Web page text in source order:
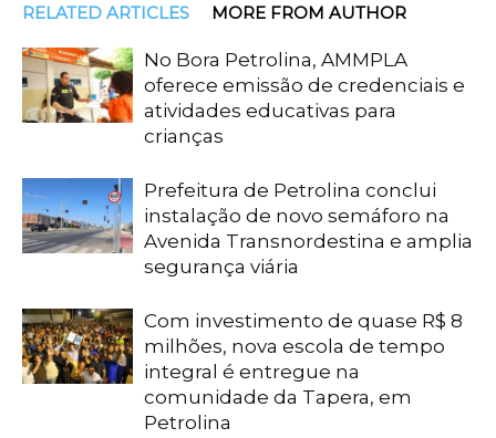
RELATED ARTICLES MORE FROM AUTHOR
No Bora Petrolina, AMMPLA
oferece emissão de credenciais e
atividades educativas para
crianças
Prefeitura de Petrolina conclui
instalação de novo semáforo na
Avenida Transnordestina e amplia
segurança viária
Com investimento de quase R$ 8
milhões, nova escola de tempo
integral é entregue na
comunidade da Tapera, em
Petrolina